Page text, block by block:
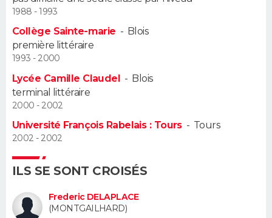
VOYAGE
Destinations
City break
Voyage nature
Voyage de noces
Forum
Climat
+
PHOTO
GUIDES D'ACHAT
CARTE DE VOEUX
DICTIONNAIRE
Dictionnaire
Biographies
Citations
Expressions
Proverbes
PROGRAMME TV
1988 - 1993
Collège Sainte-marie - Blois
première littéraire
1993 - 2000
Lycée Camille Claudel - Blois
terminal littéraire
2000 - 2002
Université François Rabelais : Tours- Tours
2002 - 2002
ILS SE SONT CROISÉS
Frederic DELAPLACE
(MONTGAILHARD)